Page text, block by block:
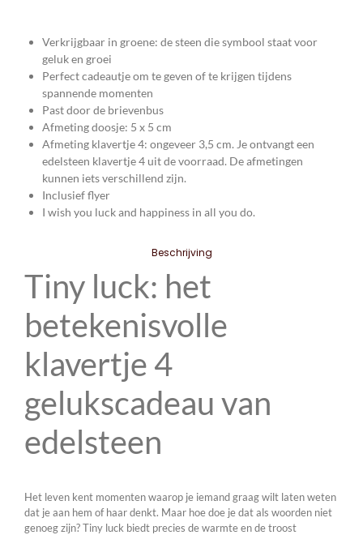
Verkrijgbaar in groene: de steen die symbool staat voor
geluk en groei
Perfect cadeautje om te geven of te krijgen tijdens
spannende momenten
Past door de brievenbus
Afmeting doosje: 5 x 5 cm
Afmeting klavertje 4: ongeveer 3,5 cm. Je ontvangt een
edelsteen klavertje 4 uit de voorraad. De afmetingen
kunnen iets verschillend zijn.
Inclusief flyer
I wish you luck and happiness in all you do.
Beschrijving
Tiny luck: het
betekenisvolle
klavertje 4
gelukscadeau van
edelsteen
Het leven kent momenten waarop je iemand graag wilt laten weten
dat je aan hem of haar denkt. Maar hoe doe je dat als woorden niet
genoeg zijn? Tiny luck biedt precies de warmte en de troost